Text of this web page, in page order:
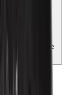
Liez votre compte